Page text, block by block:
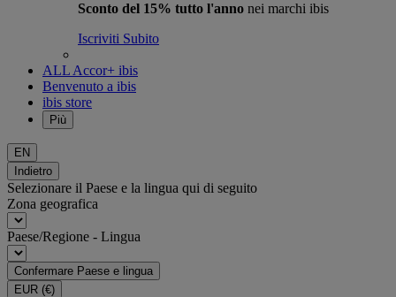
Sconto del 15% tutto l'anno nei marchi ibis
Iscriviti Subito
ALL Accor+ ibis
Benvenuto a ibis
ibis store
Più
EN
Indietro
Selezionare il Paese e la lingua qui di seguito
Zona geografica
Paese/Regione - Lingua
Confermare Paese e lingua
EUR (€)